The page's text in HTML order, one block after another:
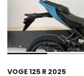
VOGE 125 R 2025